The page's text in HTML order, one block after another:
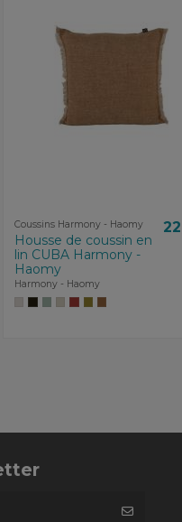
Coussins Harmony - Haomy
Housse de coussin en
lin CUBA Harmony -
Haomy
Harmony - Haomy